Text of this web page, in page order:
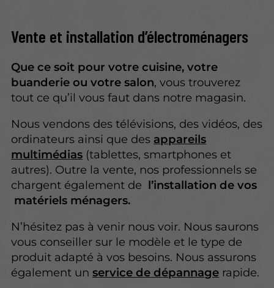
Vente et installation d’électroménagers
Que ce soit pour votre cuisine, votre
buanderie ou votre salon, vous trouverez
tout ce qu’il vous faut dans notre magasin.
Nous vendons des télévisions, des vidéos, des
ordinateurs ainsi que des appareils
multimédias (tablettes, smartphones et
autres). Outre la vente, nos professionnels se
chargent également de l’installation de vos
matériels ménagers.
N’hésitez pas à venir nous voir. Nous saurons
vous conseiller sur le modèle et le type de
produit adapté à vos besoins. Nous assurons
également unservice de dépannage rapide.